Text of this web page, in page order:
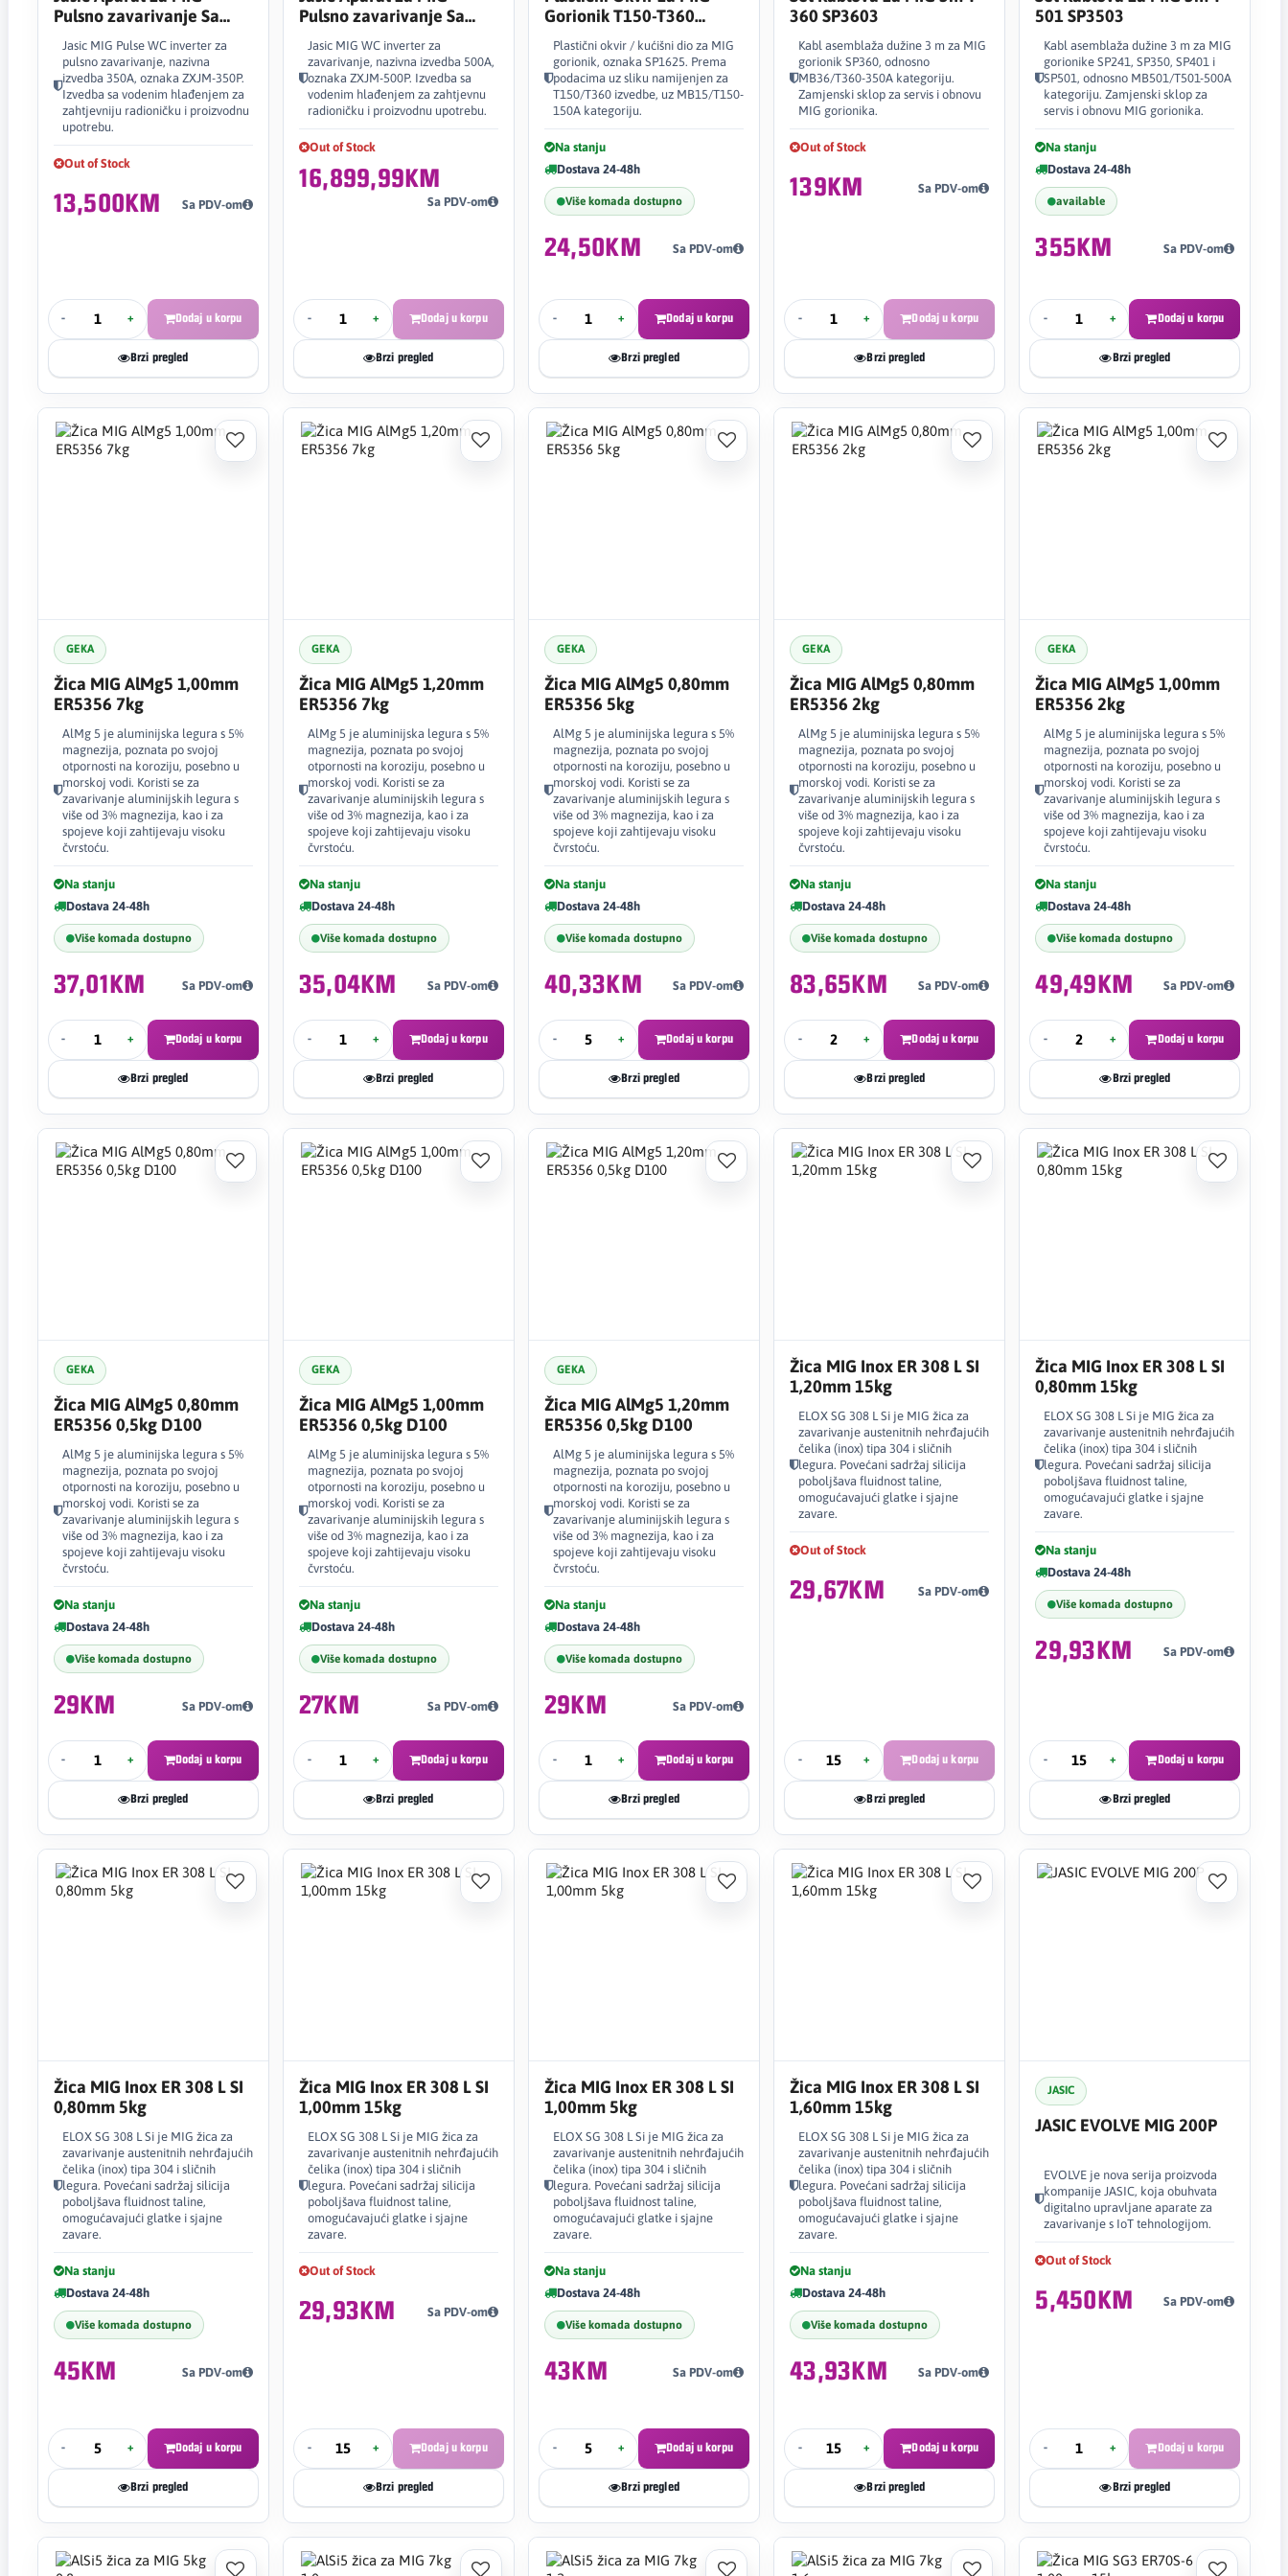
Pulsno zavarivanje Sa
Vodenim Hlađenjem 350A
Jasic MIG Pulse WC inverter za
pulsno zavarivanje, nazivna
izvedba 350A, oznaka ZXJM-350P.
Izvedba sa vodenim hlađenjem za
zahtjevniju radioničku i proizvodnu
upotrebu.
Out of Stock
13,500KM Sa PDV-om
- + Dodaj u korpu
Brzi pregled
Pulsno zavarivanje Sa
Vodenim Hlađenjem 500A
Synergic
Jasic MIG WC inverter za
zavarivanje, nazivna izvedba 500A,
oznaka ZXJM-500P. Izvedba sa
vodenim hlađenjem za zahtjevnu
radioničku i proizvodnu upotrebu.
Out of Stock
16,899,99KM
Sa PDV-om
- + Dodaj u korpu
Brzi pregled
Gorionik T150-T360
SP1625
Plastični okvir / kućišni dio za MIG
gorionik, oznaka SP1625. Prema
podacima uz sliku namijenjen za
T150/T360 izvedbe, uz MB15/T150-
150A kategoriju.
Na stanju
Dostava 24-48h
Više komada dostupno
24,50KM Sa PDV-om
- + Dodaj u korpu
Brzi pregled
360 SP3603
Kabl asemblaža dužine 3 m za MIG
gorionik SP360, odnosno
MB36/T360-350A kategoriju.
Zamjenski sklop za servis i obnovu
MIG gorionika.
Out of Stock
139KM Sa PDV-om
- + Dodaj u korpu
Brzi pregled
501 SP3503
Kabl asemblaža dužine 3 m za MIG
gorionike SP241, SP350, SP401 i
SP501, odnosno MB501/T501-500A
kategoriju. Zamjenski sklop za
servis i obnovu MIG gorionika.
Na stanju
Dostava 24-48h
available
355KM Sa PDV-om
- + Dodaj u korpu
Brzi pregled
GEKA
Žica MIG AlMg5 1,00mm
ER5356 7kg
AlMg 5 je aluminijska legura s 5%
magnezija, poznata po svojoj
otpornosti na koroziju, posebno u
morskoj vodi. Koristi se za
zavarivanje aluminijskih legura s
više od 3% magnezija, kao i za
spojeve koji zahtijevaju visoku
čvrstoću.
Na stanju
Dostava 24-48h
Više komada dostupno
37,01KM Sa PDV-om
- + Dodaj u korpu
Brzi pregled
GEKA
Žica MIG AlMg5 1,20mm
ER5356 7kg
AlMg 5 je aluminijska legura s 5%
magnezija, poznata po svojoj
otpornosti na koroziju, posebno u
morskoj vodi. Koristi se za
zavarivanje aluminijskih legura s
više od 3% magnezija, kao i za
spojeve koji zahtijevaju visoku
čvrstoću.
Na stanju
Dostava 24-48h
Više komada dostupno
35,04KM Sa PDV-om
- + Dodaj u korpu
Brzi pregled
GEKA
Žica MIG AlMg5 0,80mm
ER5356 5kg
AlMg 5 je aluminijska legura s 5%
magnezija, poznata po svojoj
otpornosti na koroziju, posebno u
morskoj vodi. Koristi se za
zavarivanje aluminijskih legura s
više od 3% magnezija, kao i za
spojeve koji zahtijevaju visoku
čvrstoću.
Na stanju
Dostava 24-48h
Više komada dostupno
40,33KM Sa PDV-om
- + Dodaj u korpu
Brzi pregled
GEKA
Žica MIG AlMg5 0,80mm
ER5356 2kg
AlMg 5 je aluminijska legura s 5%
magnezija, poznata po svojoj
otpornosti na koroziju, posebno u
morskoj vodi. Koristi se za
zavarivanje aluminijskih legura s
više od 3% magnezija, kao i za
spojeve koji zahtijevaju visoku
čvrstoću.
Na stanju
Dostava 24-48h
Više komada dostupno
83,65KM Sa PDV-om
- + Dodaj u korpu
Brzi pregled
GEKA
Žica MIG AlMg5 1,00mm
ER5356 2kg
AlMg 5 je aluminijska legura s 5%
magnezija, poznata po svojoj
otpornosti na koroziju, posebno u
morskoj vodi. Koristi se za
zavarivanje aluminijskih legura s
više od 3% magnezija, kao i za
spojeve koji zahtijevaju visoku
čvrstoću.
Na stanju
Dostava 24-48h
Više komada dostupno
49,49KM Sa PDV-om
- + Dodaj u korpu
Brzi pregled
GEKA
Žica MIG AlMg5 0,80mm
ER5356 0,5kg D100
AlMg 5 je aluminijska legura s 5%
magnezija, poznata po svojoj
otpornosti na koroziju, posebno u
morskoj vodi. Koristi se za
zavarivanje aluminijskih legura s
više od 3% magnezija, kao i za
spojeve koji zahtijevaju visoku
čvrstoću.
Na stanju
Dostava 24-48h
Više komada dostupno
29KM Sa PDV-om
- + Dodaj u korpu
Brzi pregled
GEKA
Žica MIG AlMg5 1,00mm
ER5356 0,5kg D100
AlMg 5 je aluminijska legura s 5%
magnezija, poznata po svojoj
otpornosti na koroziju, posebno u
morskoj vodi. Koristi se za
zavarivanje aluminijskih legura s
više od 3% magnezija, kao i za
spojeve koji zahtijevaju visoku
čvrstoću.
Na stanju
Dostava 24-48h
Više komada dostupno
27KM Sa PDV-om
- + Dodaj u korpu
Brzi pregled
GEKA
Žica MIG AlMg5 1,20mm
ER5356 0,5kg D100
AlMg 5 je aluminijska legura s 5%
magnezija, poznata po svojoj
otpornosti na koroziju, posebno u
morskoj vodi. Koristi se za
zavarivanje aluminijskih legura s
više od 3% magnezija, kao i za
spojeve koji zahtijevaju visoku
čvrstoću.
Na stanju
Dostava 24-48h
Više komada dostupno
29KM Sa PDV-om
- + Dodaj u korpu
Brzi pregled
Žica MIG Inox ER 308 L SI
1,20mm 15kg
ELOX SG 308 L Si je MIG žica za
zavarivanje austenitnih nehrđajućih
čelika (inox) tipa 304 i sličnih
legura. Povećani sadržaj silicija
poboljšava fluidnost taline,
omogućavajući glatke i sjajne
zavare.
Out of Stock
29,67KM Sa PDV-om
- + Dodaj u korpu
Brzi pregled
Žica MIG Inox ER 308 L SI
0,80mm 15kg
ELOX SG 308 L Si je MIG žica za
zavarivanje austenitnih nehrđajućih
čelika (inox) tipa 304 i sličnih
legura. Povećani sadržaj silicija
poboljšava fluidnost taline,
omogućavajući glatke i sjajne
zavare.
Na stanju
Dostava 24-48h
Više komada dostupno
29,93KM Sa PDV-om
- + Dodaj u korpu
Brzi pregled
Žica MIG Inox ER 308 L SI
0,80mm 5kg
ELOX SG 308 L Si je MIG žica za
zavarivanje austenitnih nehrđajućih
čelika (inox) tipa 304 i sličnih
legura. Povećani sadržaj silicija
poboljšava fluidnost taline,
omogućavajući glatke i sjajne
zavare.
Na stanju
Dostava 24-48h
Više komada dostupno
45KM Sa PDV-om
- + Dodaj u korpu
Brzi pregled
Žica MIG Inox ER 308 L SI
1,00mm 15kg
ELOX SG 308 L Si je MIG žica za
zavarivanje austenitnih nehrđajućih
čelika (inox) tipa 304 i sličnih
legura. Povećani sadržaj silicija
poboljšava fluidnost taline,
omogućavajući glatke i sjajne
zavare.
Out of Stock
29,93KM Sa PDV-om
- + Dodaj u korpu
Brzi pregled
Žica MIG Inox ER 308 L SI
1,00mm 5kg
ELOX SG 308 L Si je MIG žica za
zavarivanje austenitnih nehrđajućih
čelika (inox) tipa 304 i sličnih
legura. Povećani sadržaj silicija
poboljšava fluidnost taline,
omogućavajući glatke i sjajne
zavare.
Na stanju
Dostava 24-48h
Više komada dostupno
43KM Sa PDV-om
- + Dodaj u korpu
Brzi pregled
Žica MIG Inox ER 308 L SI
1,60mm 15kg
ELOX SG 308 L Si je MIG žica za
zavarivanje austenitnih nehrđajućih
čelika (inox) tipa 304 i sličnih
legura. Povećani sadržaj silicija
poboljšava fluidnost taline,
omogućavajući glatke i sjajne
zavare.
Na stanju
Dostava 24-48h
Više komada dostupno
43,93KM Sa PDV-om
- + Dodaj u korpu
Brzi pregled
JASIC
JASIC EVOLVE MIG 200P
EVOLVE je nova serija proizvoda
kompanije JASIC, koja obuhvata
digitalno upravljane aparate za
zavarivanje s IoT tehnologijom.
Out of Stock
5,450KM Sa PDV-om
- + Dodaj u korpu
Brzi pregled